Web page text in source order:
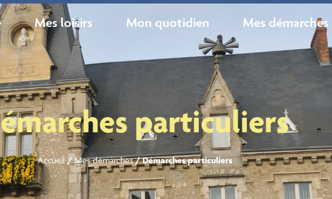
Mes loisirs Mon quotidien Mes démarches
particuliers
Accueil/Mes démarches/Démarches particuliers